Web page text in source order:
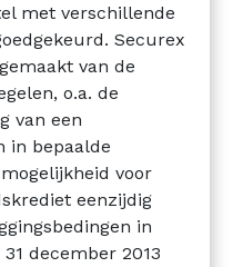
met verschillende
Securex
van de
o.a. de
van een
in bepaalde
voor
eenzijdig
in
december 2013